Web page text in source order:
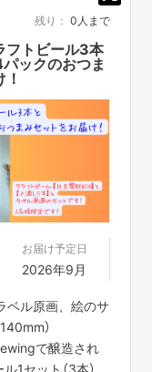
は国内限定とさ
となります
残り： 0人まで
フトビール3本
パックのおつま
お届け予定日
2026年9月
ベル原画、絵のサ
）
で醸造され
1セット（3本）